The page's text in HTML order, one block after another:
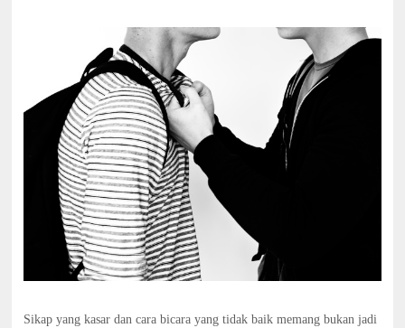
Sikap yang kasar dan cara bicara yang tidak baik memang bukan jadi